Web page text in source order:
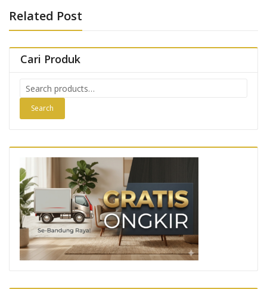
Related Post
Cari Produk
Search
for:
Search